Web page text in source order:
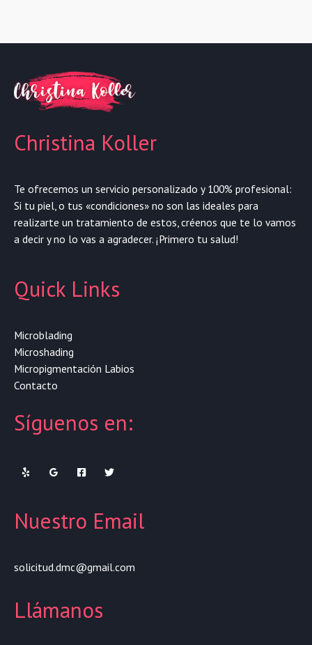
Christina Koller
Te ofrecemos un servicio personalizado y 100% profesional:
Si tu piel, o tus «condiciones» no son las ideales para
realizarte un tratamiento de estos, créenos que te lo vamos
a decir y no lo vas a agradecer. ¡Primero tu salud!
Quick Links
Microblading
Microshading
Micropigmentación Labios
Contacto
Síguenos en:
Nuestro Email
solicitud.dmc@gmail.com
Llámanos